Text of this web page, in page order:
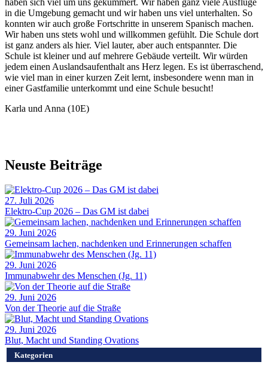
in die Umgebung gemacht und wir haben uns viel unterhalten. So
konnten wir auch große Fortschritte in unserem Spanisch machen.
Wir haben uns stets wohl und willkommen gefühlt. Die Schule dort
ist ganz anders als hier. Viel lauter, aber auch entspannter. Die
Schule ist kleiner und auf mehrere Gebäude verteilt. Wir würden
jedem einen Auslandsaufenthalt ans Herz legen. Es ist überraschend,
wie viel man in einer kurzen Zeit lernt, insbesondere wenn man in
einer Gastfamilie unterkommt und eine Schule besucht!
Karla und Anna (10E)
Neuste Beiträge
27. Juli 2026
Elektro-Cup 2026 – Das GM ist dabei
29. Juni 2026
Gemeinsam lachen, nachdenken und Erinnerungen schaffen
29. Juni 2026
Immunabwehr des Menschen (Jg. 11)
29. Juni 2026
Von der Theorie auf die Straße
29. Juni 2026
Blut, Macht und Standing Ovations
Kategorien